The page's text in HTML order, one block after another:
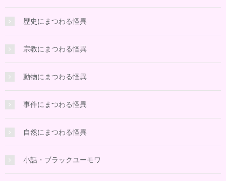
歴史にまつわる怪異
宗教にまつわる怪異
動物にまつわる怪異
事件にまつわる怪異
自然にまつわる怪異
小話・ブラックユーモワ